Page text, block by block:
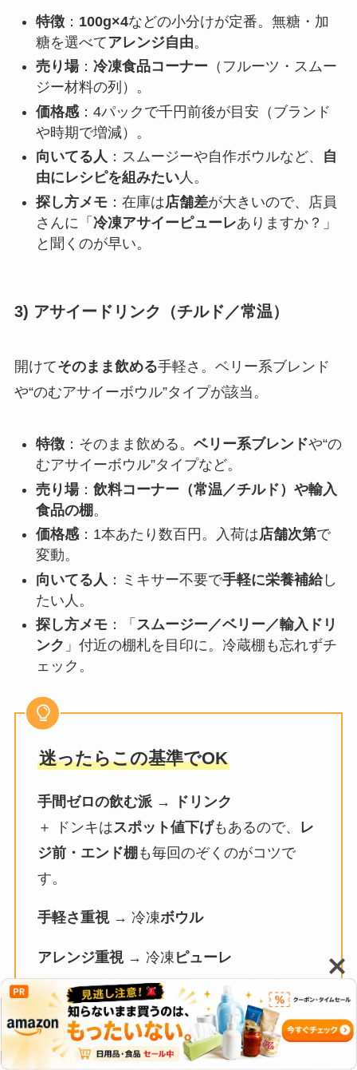
特徴： 100g×4などの小分けが定番。無糖・加
糖を選べてアレンジ自由。
売り場： 冷凍食品コーナー （フルーツ・スムー
ジー材料の列）。
価格感：4パックで千円前後が目安（ブランド
や時期で増減）。
向いてる人 ：スムージーや自作ボウルなど、
自
由にレシピを組みたい人。
探し方メモ：在庫は店舗差が大きいので、店員
さんに「 冷凍アサイーピューレありますか？」
と聞くのが早い。
3) アサイードリンク（チルド／常温）
開けてそのまま飲める手軽さ。ベリー系ブレンド
や“のむアサイーボウル”タイプが該当。
特徴：そのまま飲める。 ベリー系ブレンドや“の
むアサイーボウル”タイプなど。
売り場： 飲料コーナー（常温／チルド）や輸入
食品の棚 。
価格感：1本あたり数百円。入荷は店舗次第で
変動。
向いてる人 ：ミキサー不要で手軽に栄養補給し
たい人。
探し方メモ：「 スムージー／ベリー／輸入ドリ
ンク 」付近の棚札を目印に。冷蔵棚も忘れずチ
ェック。
迷ったらこの基準でOK
手間ゼロの飲む派→
ドリンク
＋ ドンキはスポット値下げもあるので、
レ
ジ前・エンド棚 も毎回のぞくのがコツで
す。
手軽さ重視→ 冷凍ボウル
アレンジ重視→ 冷凍 ピューレ